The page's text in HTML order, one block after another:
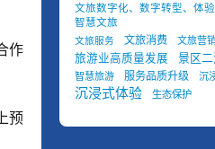
作
预
文旅数字化、数字转型、体验
智慧文旅
文旅服务 文旅消费 文旅营
旅游业高质量发展 景区二
智慧旅游 服务品质升级 沉
沉浸式体验 生态保护